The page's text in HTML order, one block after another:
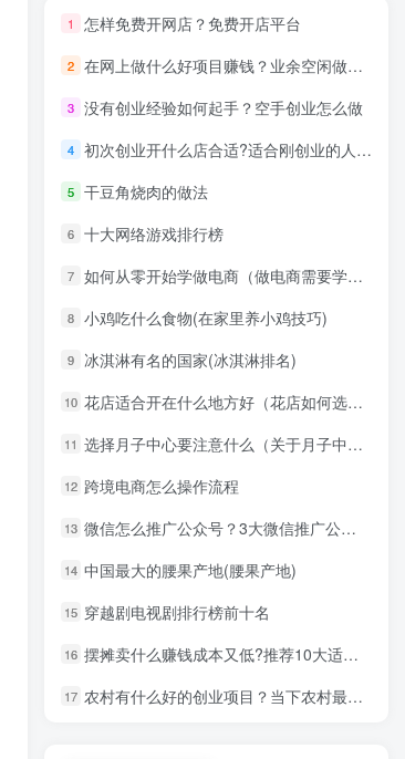
1 怎样免费开网店？免费开店平台
2 在网上做什么好项目赚钱？业余空闲做这个创业项目很合适！
3 没有创业经验如何起手？空手创业怎么做
4 初次创业开什么店合适?适合刚创业的人投资创业项目
5 干豆角烧肉的做法
6 十大网络游戏排行榜
7 如何从零开始学做电商（做电商需要学哪些基础）
8 小鸡吃什么食物(在家里养小鸡技巧)
9 冰淇淋有名的国家(冰淇淋排名)
10 花店适合开在什么地方好（花店如何选址技巧）
11 选择月子中心要注意什么（关于月子中心的建议和想法）
12 跨境电商怎么操作流程
13 微信怎么推广公众号？3大微信推广公众号营销策略
14 中国最大的腰果产地(腰果产地)
15 穿越剧电视剧排行榜前十名
16 摆摊卖什么赚钱成本又低?推荐10大适合一年四季摆摊的小吃
17 农村有什么好的创业项目？当下农村最适合8个创业项目